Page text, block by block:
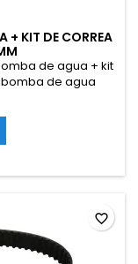
+ KIT DE CORREA
Bomba de agua + kit
de agua
favorite_border